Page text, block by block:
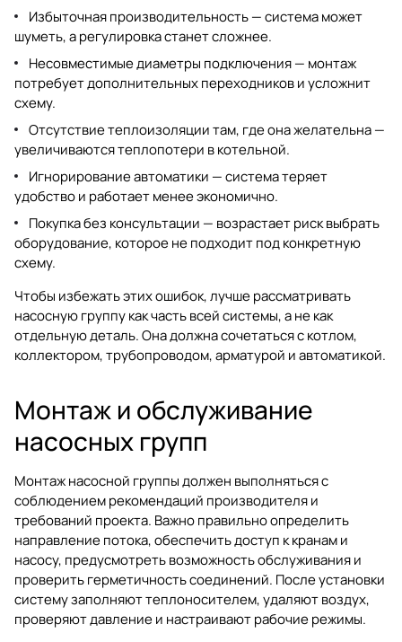
Избыточная производительность — система может
шуметь, а регулировка станет сложнее.
Несовместимые диаметры подключения — монтаж
потребует дополнительных переходников и усложнит
схему.
Отсутствие теплоизоляции там, где она желательна —
увеличиваются теплопотери в котельной.
Игнорирование автоматики — система теряет
удобство и работает менее экономично.
Покупка без консультации — возрастает риск выбрать
оборудование, которое не подходит под конкретную
схему.
Чтобы избежать этих ошибок, лучше рассматривать
насосную группу как часть всей системы, а не как
отдельную деталь. Она должна сочетаться с котлом,
коллектором, трубопроводом, арматурой и автоматикой.
Монтаж и обслуживание
насосных групп
Монтаж насосной группы должен выполняться с
соблюдением рекомендаций производителя и
требований проекта. Важно правильно определить
направление потока, обеспечить доступ к кранам и
насосу, предусмотреть возможность обслуживания и
проверить герметичность соединений. После установки
систему заполняют теплоносителем, удаляют воздух,
проверяют давление и настраивают рабочие режимы.